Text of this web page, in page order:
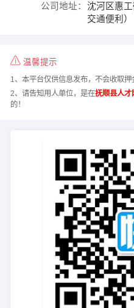
公司地址：
沈河区惠工
交通便利）
温馨提示
1、本平台仅供信息发布，不会收取押
2、请告知用人单位，是在抚顺县人才
的！